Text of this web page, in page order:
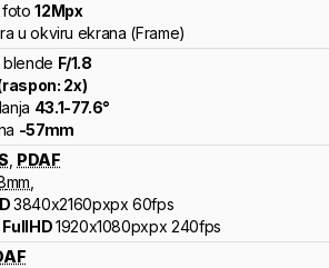
foto12Mpx
u okviru ekrana (Frame)
blende F/1.8
2x)
43.1-77.6°
-57mm
PDAF
mm
3840x2160pxpx60fps
1920x1080pxpx240fps